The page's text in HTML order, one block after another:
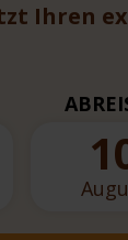
Ihren